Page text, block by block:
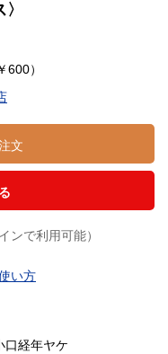
600）
文
ンで利用可能）
い方
経年ヤケ